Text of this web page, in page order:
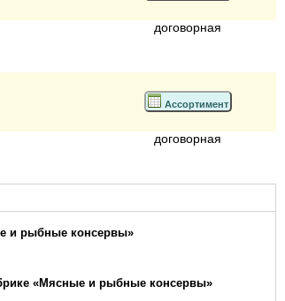
договорная
Ассортимент
договорная
и рыбные консервы»
«Мясные и рыбные консервы»